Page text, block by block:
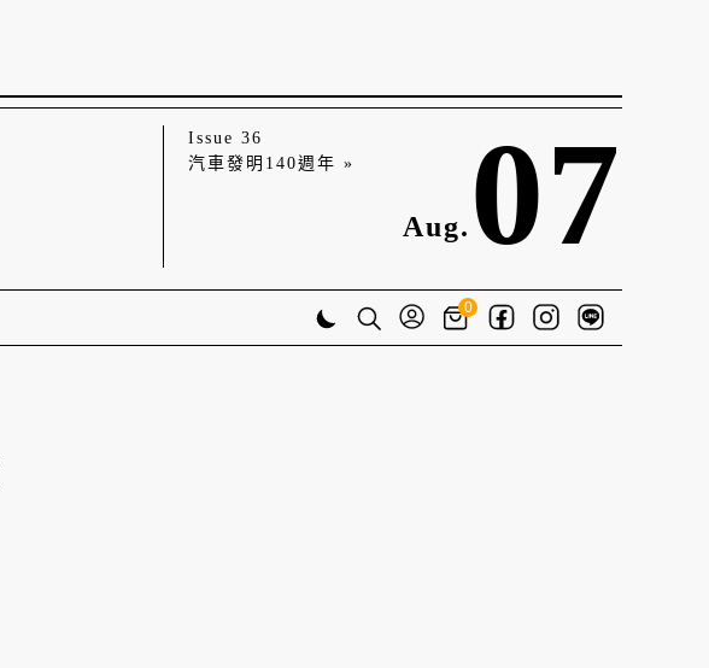
Issue 36
汽車發明140週年 »
Aug. 07
0